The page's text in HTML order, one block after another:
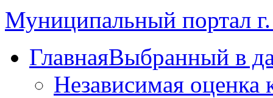
Муниципальный портал
ГлавнаяВыбранный в
Независимая оценка